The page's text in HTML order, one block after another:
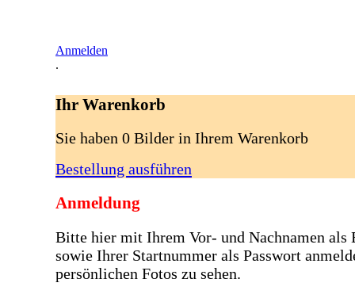
Anmelden
.
Ihr Warenkorb
Sie haben 0 Bilder in Ihrem Warenkorb
Bestellung ausführen
Anmeldung
Bitte hier mit Ihrem Vor- und Nachnamen als
sowie Ihrer Startnummer als Passwort
persönlichen Fotos zu sehen.